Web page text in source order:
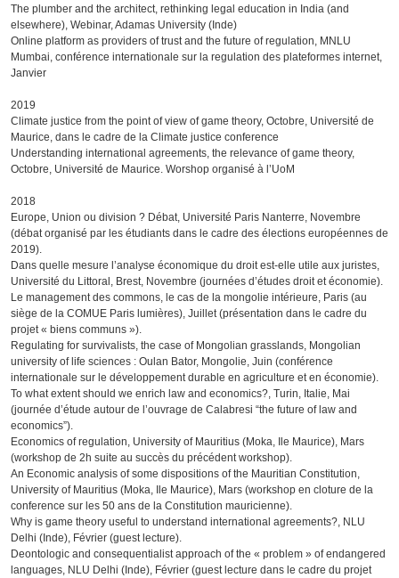
The plumber and the architect, rethinking legal education in India (and
elsewhere), Webinar, Adamas University (Inde)
Online platform as providers of trust and the future of regulation, MNLU
Mumbai, conférence internationale sur la regulation des plateformes internet,
Janvier
2019
Climate justice from the point of view of game theory, Octobre, Université de
Maurice, dans le cadre de la Climate justice conference
Understanding international agreements, the relevance of game theory,
Octobre, Université de Maurice. Worshop organisé à l’UoM
2018
Europe, Union ou division ? Débat, Université Paris Nanterre, Novembre
(débat organisé par les étudiants dans le cadre des élections européennes de
2019).
Dans quelle mesure l’analyse économique du droit est-elle utile aux juristes,
Université du Littoral, Brest, Novembre (journées d’études droit et économie).
Le management des commons, le cas de la mongolie intérieure, Paris (au
siège de la COMUE Paris lumières), Juillet (présentation dans le cadre du
projet « biens communs »).
Regulating for survivalists, the case of Mongolian grasslands, Mongolian
university of life sciences : Oulan Bator, Mongolie, Juin (conférence
internationale sur le développement durable en agriculture et en économie).
To what extent should we enrich law and economics?, Turin, Italie, Mai
(journée d’étude autour de l’ouvrage de Calabresi “the future of law and
economics”).
Economics of regulation, University of Mauritius (Moka, Ile Maurice), Mars
(workshop de 2h suite au succès du précédent workshop).
An Economic analysis of some dispositions of the Mauritian Constitution,
University of Mauritius (Moka, Ile Maurice), Mars (workshop en cloture de la
conference sur les 50 ans de la Constitution mauricienne).
Why is game theory useful to understand international agreements?, NLU
Delhi (Inde), Février (guest lecture).
Deontologic and consequentialist approach of the « problem » of endangered
languages, NLU Delhi (Inde), Février (guest lecture dans le cadre du projet